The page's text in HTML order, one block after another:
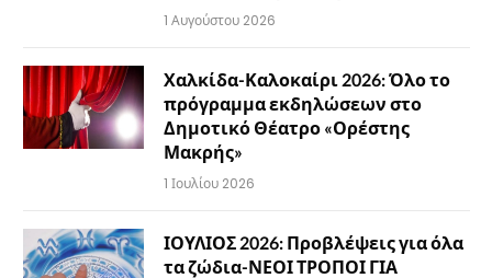
1 Αυγούστου 2026
Χαλκίδα-Καλοκαίρι 2026: Όλο το
πρόγραμμα εκδηλώσεων στο
Δημοτικό Θέατρο «Ορέστης
Μακρής»
1 Ιουλίου 2026
ΙΟΥΛΙΟΣ 2026: Προβλέψεις για όλα
τα ζώδια-ΝΕΟΙ ΤΡΟΠΟΙ ΓΙΑ